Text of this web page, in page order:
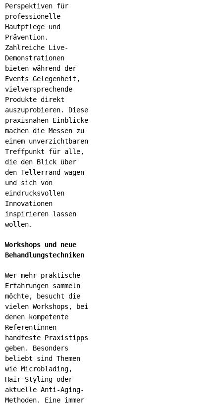
Perspektiven für
professionelle
Hautpflege und
Prävention.
Zahlreiche Live-
Demonstrationen
bieten während der
Events Gelegenheit,
vielversprechende
Produkte direkt
auszuprobieren. Diese
praxisnahen Einblicke
machen die Messen zu
einem unverzichtbaren
Treffpunkt für alle,
die den Blick über
den Tellerrand wagen
und sich von
eindrucksvollen
Innovationen
inspirieren lassen
wollen.
Workshops und neue
Behandlungstechniken
Wer mehr praktische
Erfahrungen sammeln
möchte, besucht die
vielen Workshops, bei
denen kompetente
Referentinnen
handfeste Praxistipps
geben. Besonders
beliebt sind Themen
wie Microblading,
Hair-Styling oder
aktuelle Anti-Aging-
Methoden. Eine immer